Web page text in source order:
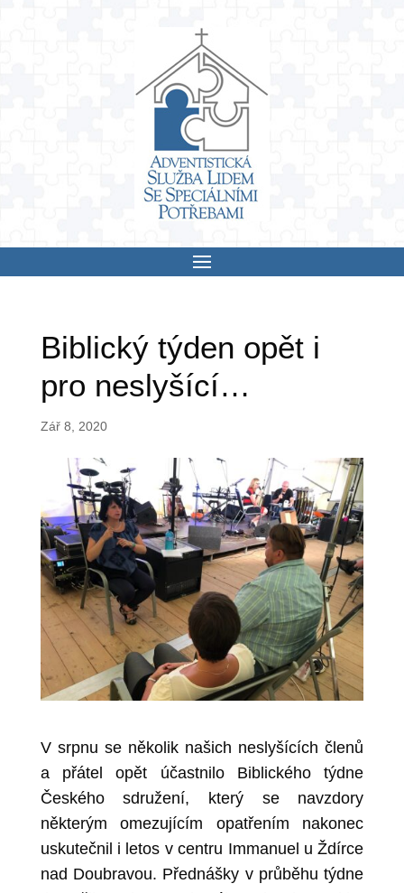
Biblický týden opět i
pro neslyšící…
Zář 8, 2020
V srpnu se několik našich neslyšících členů
a přátel opět účastnilo Biblického týdne
Českého sdružení, který se navzdory
některým omezujícím opatřením nakonec
uskutečnil i letos v centru Immanuel u Ždírce
nad Doubravou. Přednášky v průběhu týdne